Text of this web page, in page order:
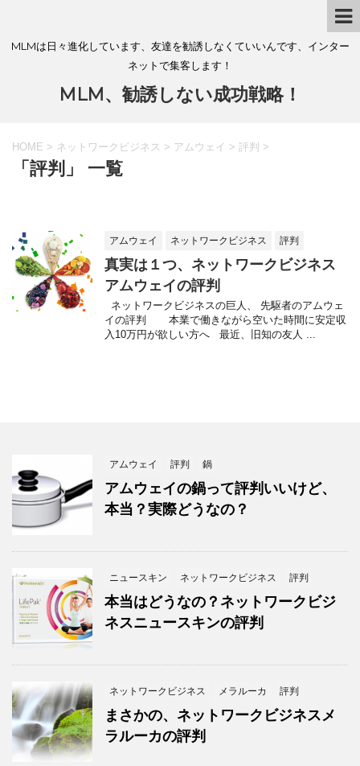
MLMは日々進化しています、友達を勧誘しなくていいんです、インター
ネットで集客します！
MLM、勧誘しない成功戦略！
HOME > ネットワークビジネス > アムウェイ > 評判 >
「評判」 一覧
アムウェイ ネットワークビジネス 評判
真実は１つ、ネットワークビジネス
アムウェイの評判
ネットワークビジネスの巨人、 先駆者のアムウェ
イの評判 本業で働きながら空いた時間に安定収
入10万円が欲しい方へ 最近、旧知の友人 ...
アムウェイ 評判 鍋
アムウェイの鍋って評判いいけど、
本当？実際どうなの？
ニュースキン ネットワークビジネス 評判
本当はどうなの？ネットワークビジ
ネスニュースキンの評判
ネットワークビジネス メラルーカ 評判
まさかの、ネットワークビジネスメ
ラルーカの評判